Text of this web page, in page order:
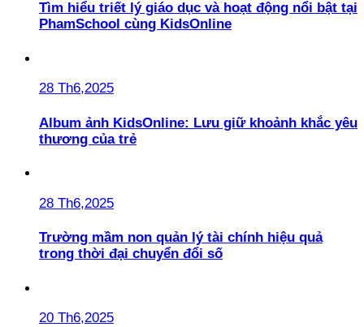
Tìm hiểu triết lý giáo dục và hoạt động nổi bật tại
PhamSchool cùng KidsOnline
28 Th6,2025
Album ảnh KidsOnline: Lưu giữ khoảnh khắc yêu
thương của trẻ
28 Th6,2025
Trường mầm non quản lý tài chính hiệu quả
trong thời đại chuyển đổi số
20 Th6,2025